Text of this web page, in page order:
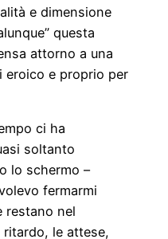
e dimensione
questa
attorno a una
eroico e proprio per
ci ha
soltanto
lo schermo –
fermarmi
restano nel
ritardo, le attese,